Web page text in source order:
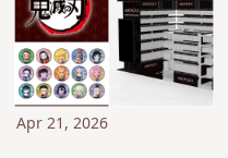
Apr 21, 2026